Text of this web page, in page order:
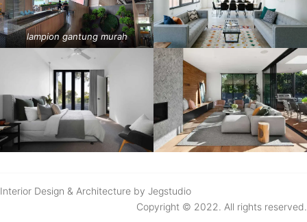
lampion gantung murah
Interior Design & Architecture by Jegstudio
Copyright © 2022. All rights reserved.